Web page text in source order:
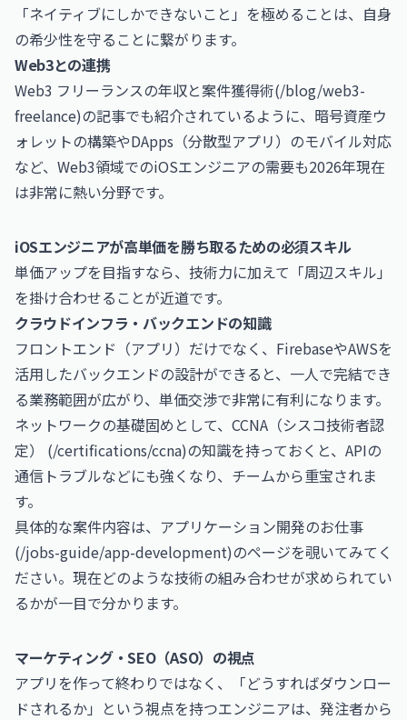
「ネイティブにしかできないこと」を極めることは、自身
の希少性を守ることに繋がります。
Web3との連携
Web3 フリーランスの年収と案件獲得術(/blog/web3-
freelance)の記事でも紹介されているように、暗号資産ウ
ォレットの構築やDApps（分散型アプリ）のモバイル対応
など、Web3領域でのiOSエンジニアの需要も2026年現在
は非常に熱い分野です。
iOSエンジニアが高単価を勝ち取るための必須スキル
単価アップを目指すなら、技術力に加えて「周辺スキル」
を掛け合わせることが近道です。
クラウドインフラ・バックエンドの知識
フロントエンド（アプリ）だけでなく、FirebaseやAWSを
活用したバックエンドの設計ができると、一人で完結でき
る業務範囲が広がり、単価交渉で非常に有利になります。
ネットワークの基礎固めとして、CCNA（シスコ技術者認
定） (/certifications/ccna)の知識を持っておくと、APIの
通信トラブルなどにも強くなり、チームから重宝されま
す。
具体的な案件内容は、アプリケーション開発のお仕事
(/jobs-guide/app-development)のページを覗いてみてく
ださい。現在どのような技術の組み合わせが求められてい
るかが一目で分かります。
マーケティング・SEO（ASO）の視点
アプリを作って終わりではなく、「どうすればダウンロー
ドされるか」という視点を持つエンジニアは、発注者から